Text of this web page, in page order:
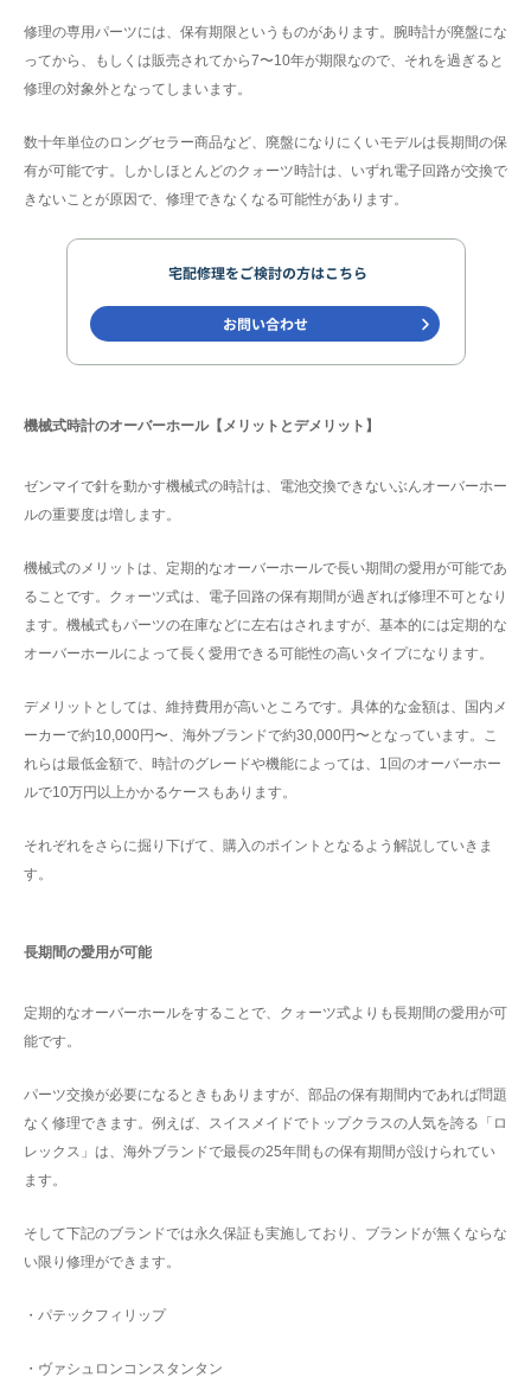
修理の専用パーツには、保有期限というものがあります。腕時計が廃盤にな
ってから、もしくは販売されてから7〜10年が期限なので、それを過ぎると
修理の対象外となってしまいます。
数十年単位のロングセラー商品など、廃盤になりにくいモデルは長期間の保
有が可能です。しかしほとんどのクォーツ時計は、いずれ電子回路が交換で
きないことが原因で、修理できなくなる可能性があります。
機械式時計のオーバーホール【メリットとデメリット】
ゼンマイで針を動かす機械式の時計は、電池交換できないぶんオーバーホー
ルの重要度は増します。
機械式のメリットは、定期的なオーバーホールで長い期間の愛用が可能であ
ることです。クォーツ式は、電子回路の保有期間が過ぎれば修理不可となり
ます。機械式もパーツの在庫などに左右はされますが、基本的には定期的な
オーバーホールによって長く愛用できる可能性の高いタイプになります。
デメリットとしては、維持費用が高いところです。具体的な金額は、国内メ
ーカーで約10,000円〜、海外ブランドで約30,000円〜となっています。こ
れらは最低金額で、時計のグレードや機能によっては、1回のオーバーホー
ルで10万円以上かかるケースもあります。
それぞれをさらに掘り下げて、購入のポイントとなるよう解説していきま
す。
長期間の愛用が可能
定期的なオーバーホールをすることで、クォーツ式よりも長期間の愛用が可
能です。
パーツ交換が必要になるときもありますが、部品の保有期間内であれば問題
なく修理できます。例えば、スイスメイドでトップクラスの人気を誇る「ロ
レックス」は、海外ブランドで最長の25年間もの保有期間が設けられてい
ます。
そして下記のブランドでは永久保証も実施しており、ブランドが無くならな
い限り修理ができます。
・パテックフィリップ
・ヴァシュロンコンスタンタン